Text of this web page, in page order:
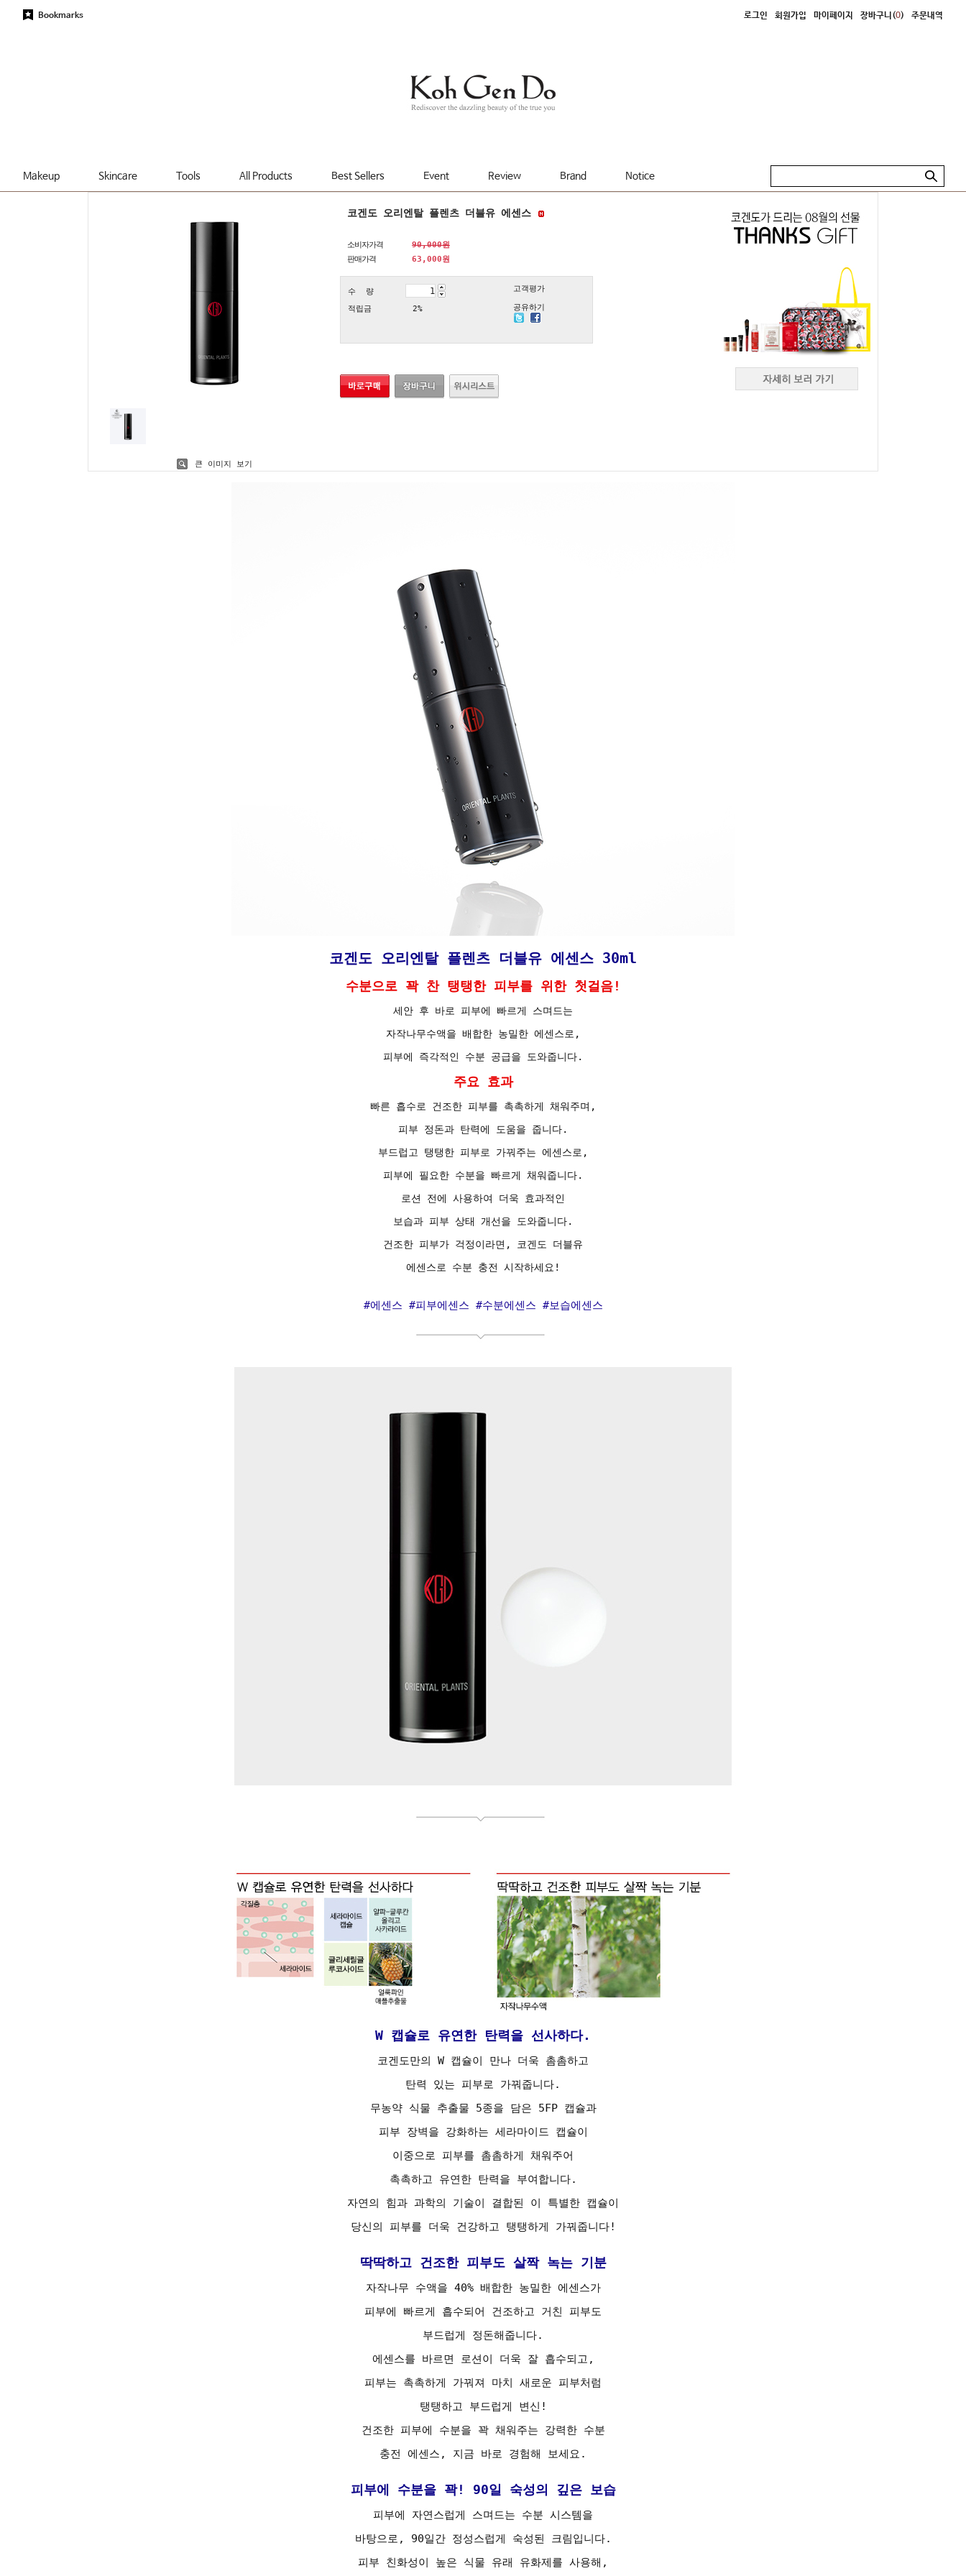
Bookmarks 로그인 회원가입 마이페이지 장바구니(0) 주문내역
Makeup Skincare Tools All Products Best Sellers Event Review Brand Notice
큰 이미지 보기
코겐도 오리엔탈 플렌츠 더블유 에센스
소비자가격
90,000원
판매가격
63,000원
수 량
적립금
2%
고객평가
공유하기
코겐도 오리엔탈 플렌츠 더블유 에센스 30ml
수분으로 꽉 찬 탱탱한 피부를 위한 첫걸음!
세안 후 바로 피부에 빠르게 스며드는
자작나무수액을 배합한 농밀한 에센스로,
피부에 즉각적인 수분 공급을 도와줍니다.
주요 효과
빠른 흡수로 건조한 피부를 촉촉하게 채워주며,
피부 정돈과 탄력에 도움을 줍니다.
부드럽고 탱탱한 피부로 가꿔주는 에센스로,
피부에 필요한 수분을 빠르게 채워줍니다.
로션 전에 사용하여 더욱 효과적인
보습과 피부 상태 개선을 도와줍니다.
건조한 피부가 걱정이라면, 코겐도 더블유
에센스로 수분 충전 시작하세요!
#에센스 #피부에센스 #수분에센스 #보습에센스
W 캡슐로 유연한 탄력을 선사하다.
코겐도만의 W 캡슐이 만나 더욱 촘촘하고
탄력 있는 피부로 가꿔줍니다.
무농약 식물 추출물 5종을 담은 5FP 캡슐과
피부 장벽을 강화하는 세라마이드 캡슐이
이중으로 피부를 촘촘하게 채워주어
촉촉하고 유연한 탄력을 부여합니다.
자연의 힘과 과학의 기술이 결합된 이 특별한 캡슐이
당신의 피부를 더욱 건강하고 탱탱하게 가꿔줍니다!
딱딱하고 건조한 피부도 살짝 녹는 기분
자작나무 수액을 40% 배합한 농밀한 에센스가
피부에 빠르게 흡수되어 건조하고 거친 피부도
부드럽게 정돈해줍니다.
에센스를 바르면 로션이 더욱 잘 흡수되고,
피부는 촉촉하게 가꿔져 마치 새로운 피부처럼
탱탱하고 부드럽게 변신!
건조한 피부에 수분을 꽉 채워주는 강력한 수분
충전 에센스, 지금 바로 경험해 보세요.
피부에 수분을 꽉! 90일 숙성의 깊은 보습
피부에 자연스럽게 스며드는 수분 시스템을
바탕으로, 90일간 정성스럽게 숙성된 크림입니다.
피부 친화성이 높은 식물 유래 유화제를 사용해,